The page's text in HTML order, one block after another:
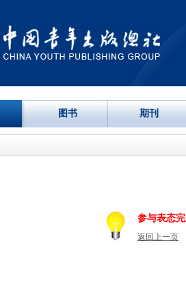
图书 期刊
参与表态
返回上一页